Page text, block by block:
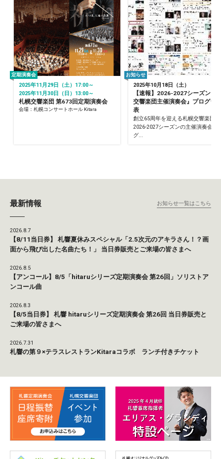
2025年11月29日（土）17:00～
2025年11月30日（日）13:00～
札幌交響楽団 第673回定期演奏会
会場：札幌コンサートホール Kitara
定期演奏会
2025年10月18日（土）
【速報】2026-2027シーズン『
交響楽団主催演奏会』プログラ
表
お知らせ
創立65周年を迎える札幌交響楽団の
2026-2027シーズンの主催演奏会の
グ...
最新情報 お知らせ一覧はこちら
2026.8.7
【8/11当日券】 札響夏休みスペシャル「2.5次元のアキラさん！？画
面から飛び出した名曲たち！」 当日券販売とご来場の皆さまへ
2026.8.5
【アンコール】8/5「hitaruシリーズ定期演奏会 第26回」ソリストア
ンコール曲
2026.8.3
【8/5当日券】 札響 hitaruシリーズ定期演奏会 第26回 当日券販売と
ご来場の皆さまへ
2026.7.31
札響の第９×テラスレストランKitaraコラボ ランチ付きチケット